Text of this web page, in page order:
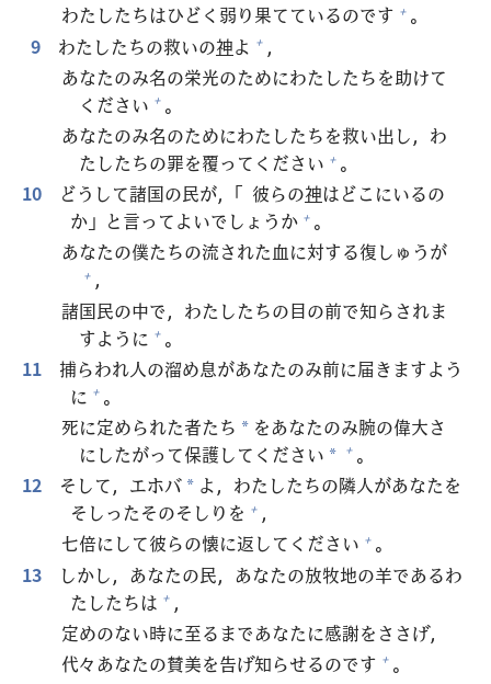
わたしたちはひどく 弱り果てているのです + 。
9
わたしたちの救いの神よ + ，
あなたのみ名の栄光のためにわたしたちを助けて
ください + 。
あなたのみ名のためにわたしたちを救い出し，わ
たしたちの罪を覆ってください + 。
10
どうして諸国の民が，「 彼らの神はどこにいるの
か」と言ってよいでしょうか + 。
あなたの僕たちの流された血に対する復しゅうが
+ ，
諸国民の中で，わたしたちの目の前で知らされま
すように + 。
11
捕らわれ人の溜め息があなたのみ前に届きますよう
に + 。
死に定められた者たち * をあなたのみ腕の偉大さ
にしたがって保護してください * + 。
12
そして，エホバ * よ，わたしたちの隣人があなたを
そしったそのそしりを + ，
七倍にして彼らの懐に返してください + 。
13
しかし，あなたの民，あなたの放牧地の羊であるわ
たしたちは + ，
定めのない時に至るまであなたに感謝をささげ，
代々あなたの賛美を告げ知らせるのです + 。